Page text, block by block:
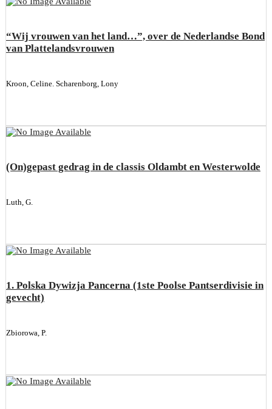
“Wij vrouwen van het land…”, over de Nederlandse Bond
van Plattelandsvrouwen
Kroon, Celine. Scharenborg, Lony
(On)gepast gedrag in de classis Oldambt en Westerwolde
Luth, G.
1. Polska Dywizja Pancerna (1ste Poolse Pantserdivisie in
gevecht)
Zbiorowa, P.